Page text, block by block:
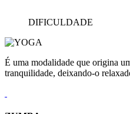
DIFICULDADE
É uma modalidade que origina
tranquilidade, deixando-o